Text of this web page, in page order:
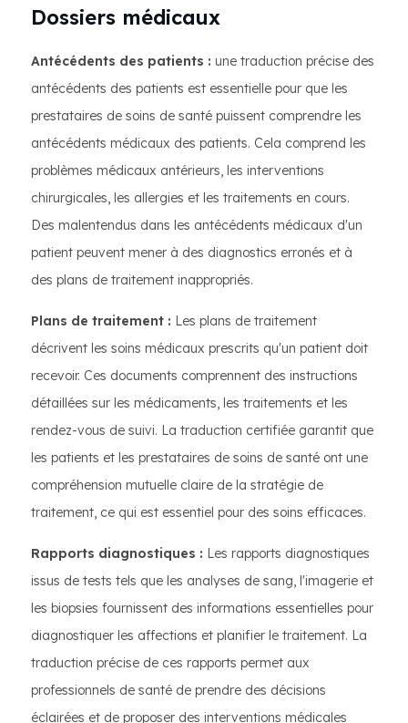
Dossiers médicaux
Antécédents des patients : une traduction précise des
antécédents des patients est essentielle pour que les
prestataires de soins de santé puissent comprendre les
antécédents médicaux des patients. Cela comprend les
problèmes médicaux antérieurs, les interventions
chirurgicales, les allergies et les traitements en cours.
Des malentendus dans les antécédents médicaux d'un
patient peuvent mener à des diagnostics erronés et à
des plans de traitement inappropriés.
Plans de traitement : Les plans de traitement
décrivent les soins médicaux prescrits qu'un patient doit
recevoir. Ces documents comprennent des instructions
détaillées sur les médicaments, les traitements et les
rendez-vous de suivi. La traduction certifiée garantit que
les patients et les prestataires de soins de santé ont une
compréhension mutuelle claire de la stratégie de
traitement, ce qui est essentiel pour des soins efficaces.
Rapports diagnostiques : Les rapports diagnostiques
issus de tests tels que les analyses de sang, l'imagerie et
les biopsies fournissent des informations essentielles pour
diagnostiquer les affections et planifier le traitement. La
traduction précise de ces rapports permet aux
professionnels de santé de prendre des décisions
éclairées et de proposer des interventions médicales